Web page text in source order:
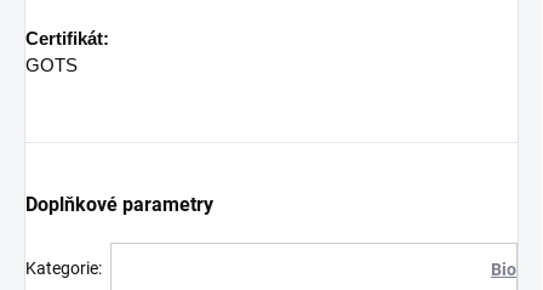
Certifikát:
GOTS
Doplňkové parametry
Kategorie: Bio